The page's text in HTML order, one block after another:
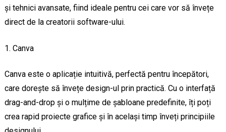
și tehnici avansate, fiind ideale pentru cei care vor să învețe
direct de la creatorii software-ului.
Canva
Canva este o aplicație intuitivă, perfectă pentru începători,
care dorește să învețe design-ul prin practică. Cu o interfață
drag-and-drop și o mulțime de șabloane predefinite, îți poți
crea rapid proiecte grafice și în același timp înveți principiile